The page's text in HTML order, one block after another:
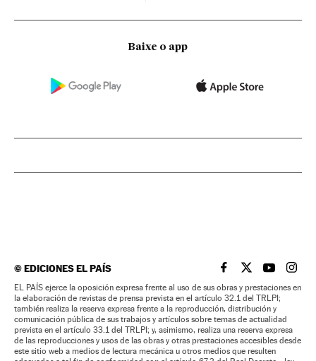
Baixe o app
©EDICIONES EL PAÍS EL PAÍS BRASIL EN
EL PAÍSEL PAÍS
EL
EL PAÍS ejerce la oposición expresa frente al uso de sus obras y prestaciones en
la elaboración de revistas de prensa prevista en el artículo 32.1 del TRLPI;
también realiza la reserva expresa frente a la reproducción, distribución y
comunicación pública de sus trabajos y artículos sobre temas de actualidad
prevista en el artículo 33.1 del TRLPI; y, asimismo, realiza una reserva expresa
de las reproducciones y usos de las obras y otras prestaciones accesibles desde
este sitio web a medios de lectura mecánica u otros medios que resulten